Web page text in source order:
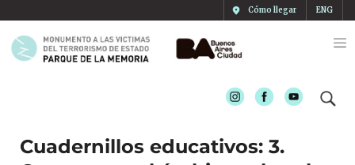
Cómo llegar ENG
InstagramFacebookYoutube
Cuadernillos educativos: 3.